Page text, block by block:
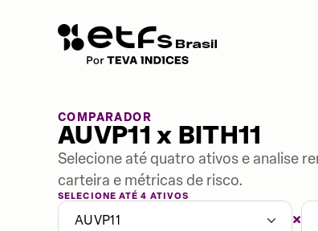
COMPARADOR
AUVP11 x BITH11
Selecione até quatro ativos e analise
carteira e métricas de risco.
SELECIONE ATÉ 4 ATIVOS
AUVP11 ×